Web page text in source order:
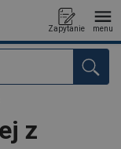
Zapytanie menu
z